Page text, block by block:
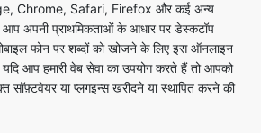
Chrome, Safari, Firefox और कई अन्य
आप अपनी प्राथमिकताओं के आधार पर डेस्कटॉप
फोन पर शब्दों को खोजने के लिए इस ऑनलाइन
आप हमारी वेब सेवा का उपयोग करते हैं तो आपको
सॉफ़्टवेयर या प्लगइन्स खरीदने या स्थापित करने की